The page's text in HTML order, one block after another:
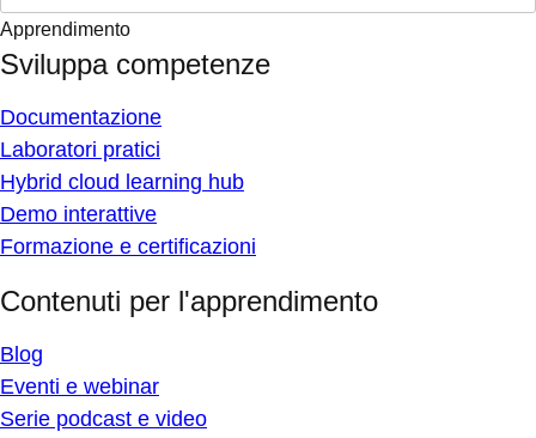
Apprendimento
Sviluppa competenze
Documentazione
Laboratori pratici
Hybrid cloud learning hub
Demo interattive
Formazione e certificazioni
Contenuti per l'apprendimento
Blog
Eventi e webinar
Serie podcast e video